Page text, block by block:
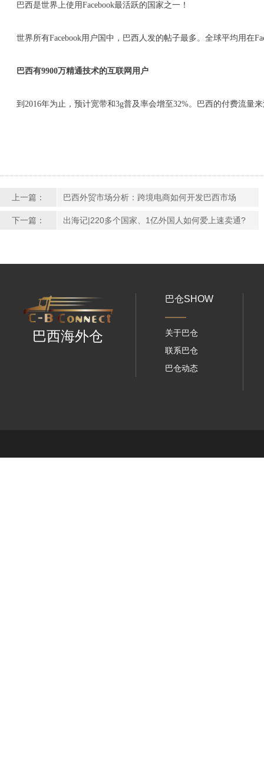
巴西是世界上使用Facebook最活跃的国家之一！
世界所有Facebook用户国中，巴西人发的帖子最多。全球平均用在
巴西有9900万精通技术的互联网用户
到2016年为止，预计宽带和3g普及率会增至32%。巴西的付费流量
上一篇： 巴西外贸市场分析：跨境电商如何开发巴西市场
下一篇： 出海记|220多个国家、1亿外国人如何爱上速卖通?
巴西海外仓
巴仓SHOW
关于巴仓
联系巴仓
巴仓动态